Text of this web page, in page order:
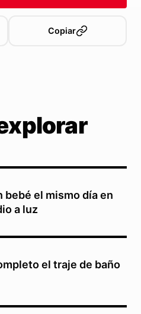
Copiar
bebé el mismo día en
a luz
el traje de baño